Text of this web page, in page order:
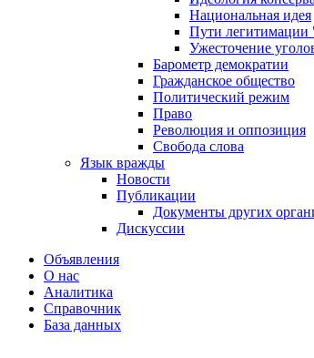
Национальная идея
Пути легитимации
Ужесточение
Барометр демократии
Гражданское общество
Политический режим
Право
Революция и оппозиция
Свобода слова
Язык вражды
Новости
Публикации
Документы других
Дискуссии
Объявления
О нас
Аналитика
Справочник
База данных